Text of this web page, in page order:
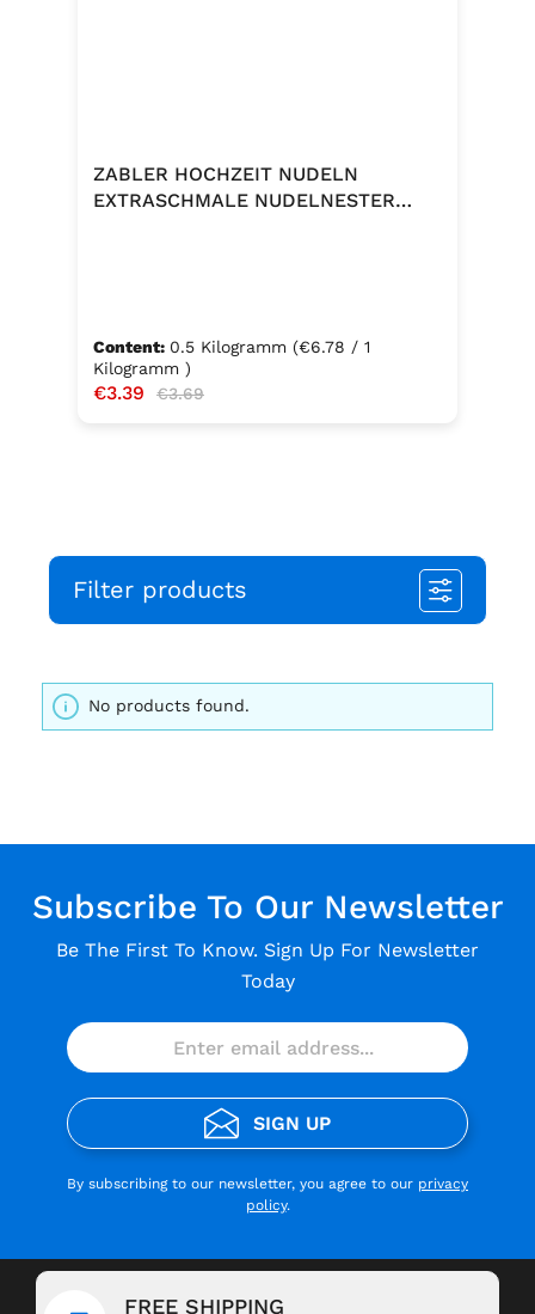
ZABLER HOCHZEIT NUDELN
EXTRASCHMALE NUDELNESTER
Content: 0.5 Kilogramm (€6.78 / 1
Kilogramm )
Sale price:
€3.39 Regular price:
€3.69
Filter products
No products found.
Subscribe To Our Newsletter
Be The First To Know. Sign Up For Newsletter
Today
SIGN UP
By subscribing to our newsletter, you agree to our privacy
policy.
FREE SHIPPING